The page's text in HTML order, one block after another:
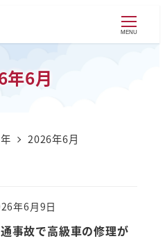
MENU
年6月
2026年6月
事故で高級車の修理が
年6月9日